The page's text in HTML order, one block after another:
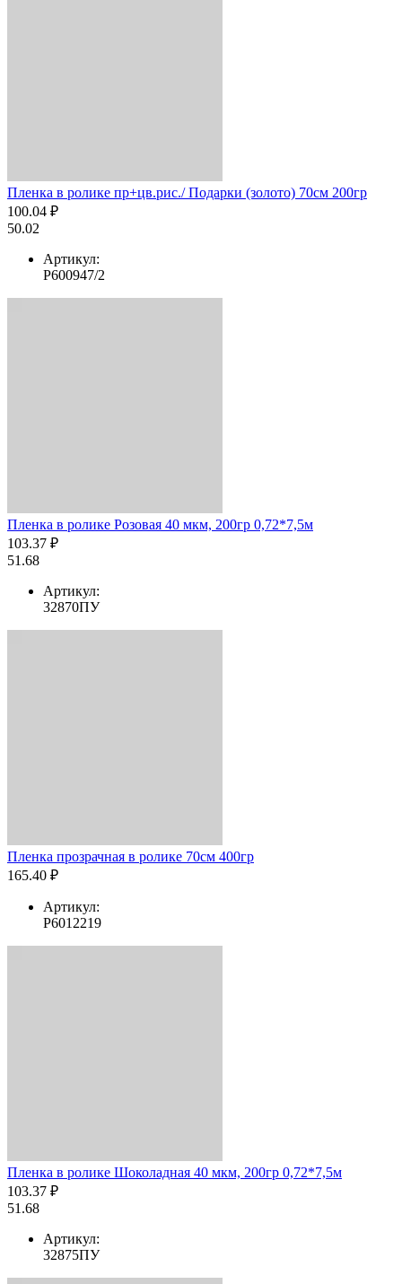
Пленка в ролике пр+цв.рис./ Подарки (золото) 70см 200гр
100.04 ₽
50.02
Артикул:
Р600947/2
Пленка в ролике Розовая 40 мкм, 200гр 0,72*7,5м
103.37 ₽
51.68
Артикул:
32870ПУ
Пленка прозрачная в ролике 70см 400гр
165.40 ₽
Артикул:
Р6012219
Пленка в ролике Шоколадная 40 мкм, 200гр 0,72*7,5м
103.37 ₽
51.68
Артикул:
32875ПУ